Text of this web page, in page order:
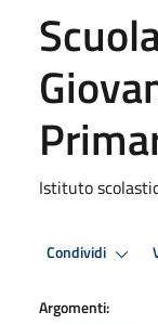
Istituto
Condividi
Argomenti: